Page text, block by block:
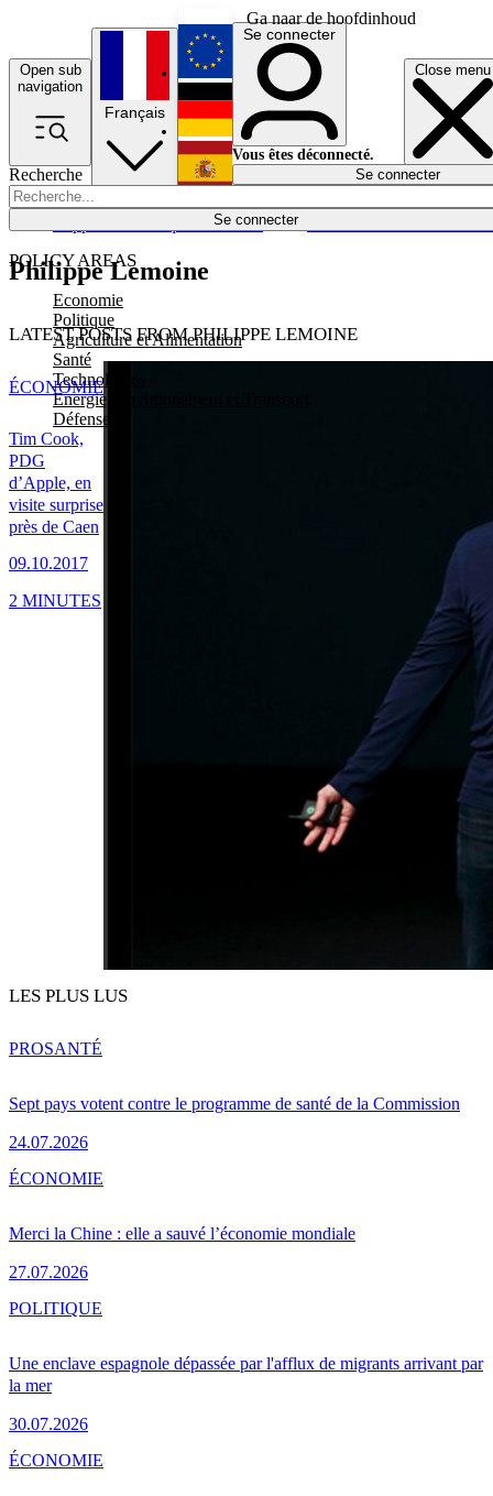
Ga naar de hoofdinhoud
Open sub
navigation
Close menu
Recherche
Se connecter
POLICY AREAS
Economie
Politique
Agriculture et Alimentation
Santé
Technologies
Energie, Environnement et Transport
Défense
Économie
Français
English
Deutsch
Español
Se connecter
Vous êtes déconnecté.
Se connecter
Philippe Lemoine
LATEST POSTS FROM PHILIPPE LEMOINE
Tim Cook,
PDG
d’Apple, en
visite surprise
près de Caen
09.10.2017
ÉCONOMIE
2 MINUTES
LES PLUS LUS
Sept pays votent contre le programme de santé de la Commission
24.07.2026
PROSANTÉ
Merci la Chine : elle a sauvé l’économie mondiale
27.07.2026
ÉCONOMIE
Une enclave espagnole dépassée par l'afflux de migrants arrivant par
la mer
30.07.2026
POLITIQUE
ÉCONOMIE